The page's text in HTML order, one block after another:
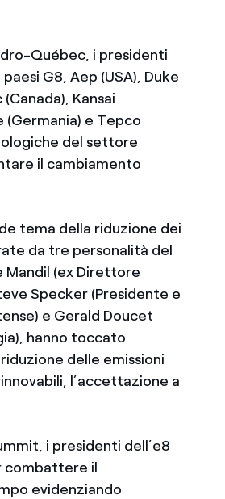
Québec, i presidenti
G8, Aep (USA), Duke
Kansai
(Germania) e Tepco
del settore
il cambiamento
tema della riduzione dei
da tre personalità del
(ex Direttore
Specker (Presidente e
e Gerald Doucet
hanno toccato
delle emissioni
l’accettazione a
i presidenti dell’e8
combattere il
evidenziando